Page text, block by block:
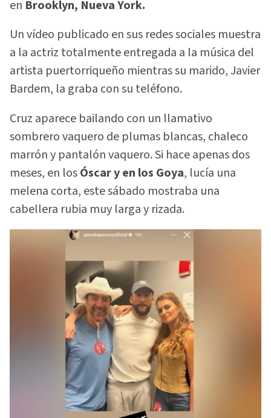
en Brooklyn, Nueva York.
Un vídeo publicado en sus redes sociales muestra
a la actriz totalmente entregada a la música del
artista puertorriqueño mientras su marido, Javier
Bardem, la graba con su teléfono.
Cruz aparece bailando con un llamativo
sombrero vaquero de plumas blancas, chaleco
marrón y pantalón vaquero. Si hace apenas dos
meses, en losÓscar y en los Goya, lucía una
melena corta, este sábado mostraba una
cabellera rubia muy larga y rizada.